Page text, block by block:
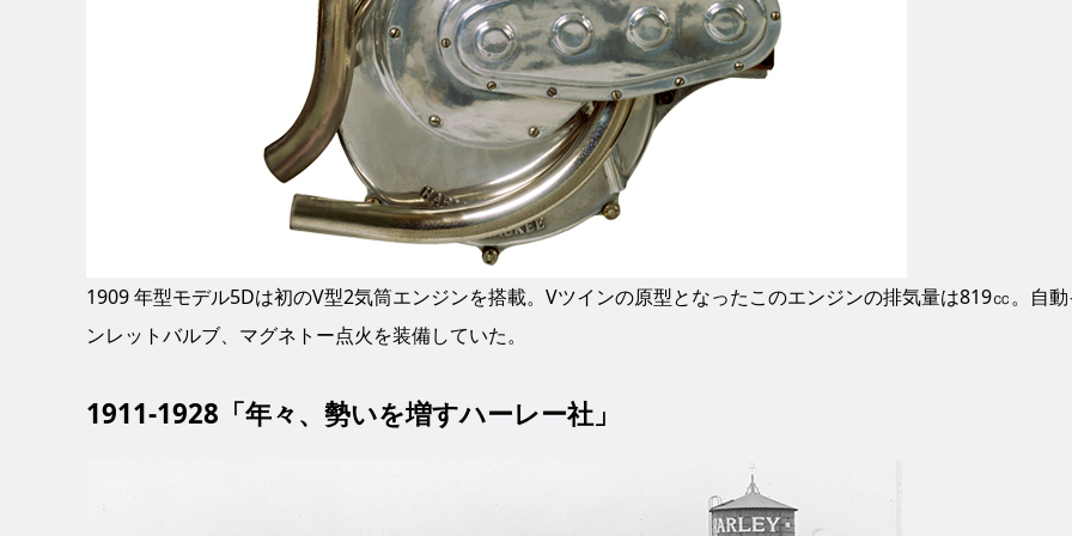
1909 年型モデル5Dは初のV型2気筒エンジンを搭載。Vツインの原型となったこのエンジンの排気量は819㏄。自
ンレットバルブ、マグネトー点火を装備していた。
1911-1928「年々、勢いを増すハーレー社」